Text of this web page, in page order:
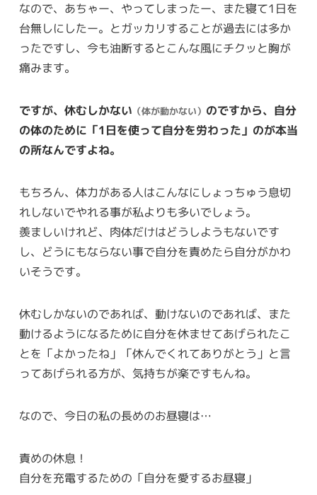
なので、あちゃー、やってしまったー、また寝て1日を
台無しにしたー。とガッカリすることが過去には多か
ったですし、今も油断するとこんな風にチクッと胸が
痛みます。
ですが、休むしかない （体が動かない） のですから、自分
の体のために「1日を使って自分を労わった」のが本当
の所なんですよね。
もちろん、体力がある人はこんなにしょっちゅう息切
れしないでやれる事が私よりも多いでしょう。
羨ましいけれど、肉体だけはどうしようもないです
し、どうにもならない事で自分を責めたら自分がかわ
いそうです。
休むしかないのであれば、動けないのであれば、また
動けるようになるために自分を休ませてあげられたこ
とを「よかったね」「休んでくれてありがとう」と言
ってあげられる方が、気持ちが楽ですもんね。
なので、今日の私の長めのお昼寝は…
責めの休息！
自分を充電するための「自分を愛するお昼寝」